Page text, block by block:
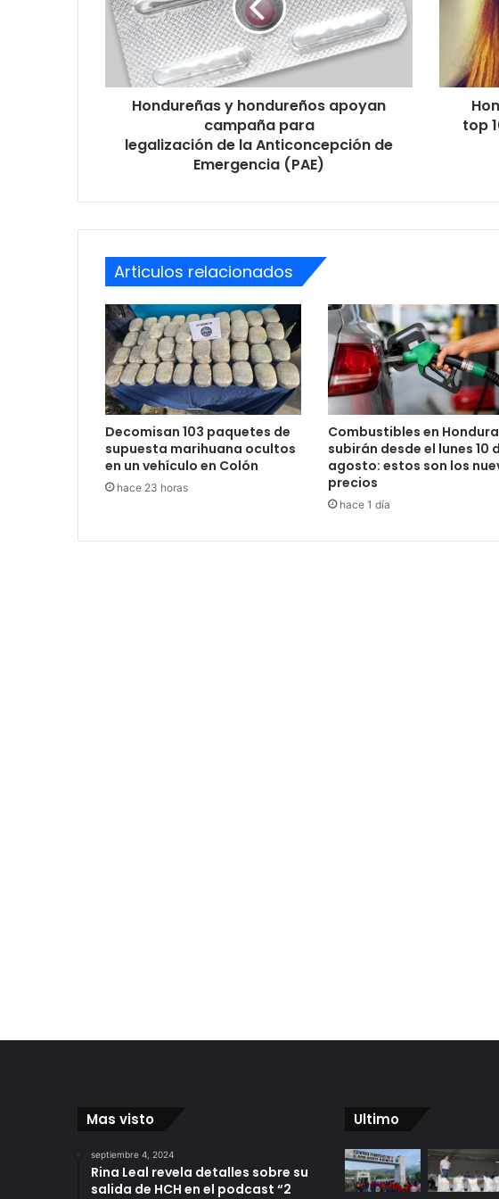
campaña
para
legalización
la
Anticoncepción
Emergencia
Hondureñas y hondureños apoyan
campaña para
legalización de la Anticoncepción de
Emergencia (PAE)
de
Navidad’
top
Articulos relacionados
Decomisan 103 paquetes de
supuesta marihuana ocultos
en un vehículo en Colón
hace 23 horas
Combustibles en
subirán desde el lunes 10
agosto: estos son los
precios
hace 1 día
Mas visto
septiembre 4, 2024
Rina Leal revela detalles sobre su
salida de HCH en el podcast “2
Ultimo